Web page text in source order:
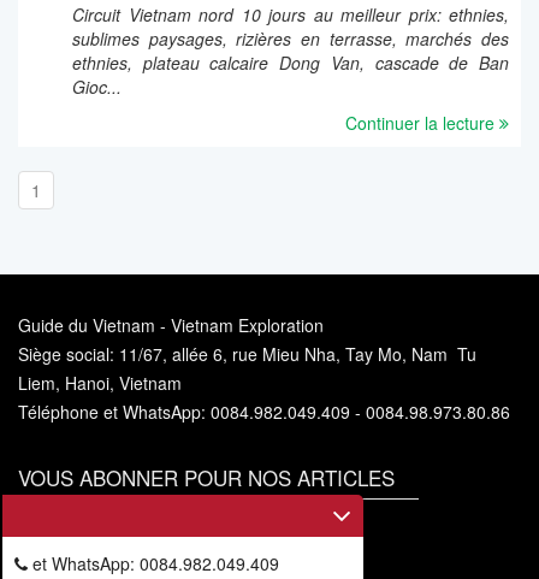
Circuit Vietnam nord 10 jours au meilleur prix: ethnies,
sublimes paysages, rizières en terrasse, marchés des
ethnies, plateau calcaire Dong Van, cascade de Ban
Gioc...
Continuer la lecture
1
Guide du Vietnam - Vietnam Exploration
Siège social: 11/67, allée 6, rue Mieu Nha, Tay Mo, Nam Tu
Liem, Hanoi, Vietnam
Téléphone et WhatsApp: 0084.982.049.409 - 0084.98.973.80.86
VOUS ABONNER POUR NOS ARTICLES
abonner
et WhatsApp: 0084.982.049.409